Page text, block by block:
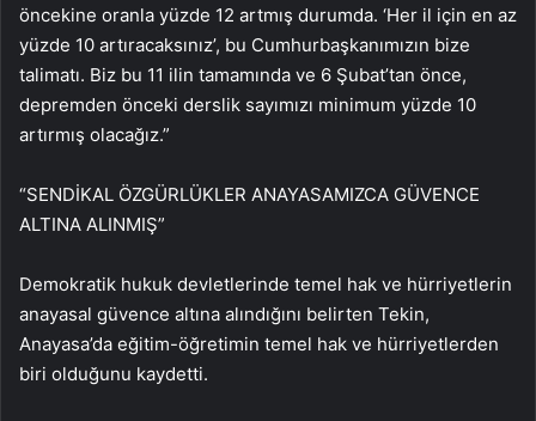
öncekine oranla yüzde 12 artmış durumda. ‘Her il için en az
yüzde 10 artıracaksınız’, bu Cumhurbaşkanımızın bize
talimatı. Biz bu 11 ilin tamamında ve 6 Şubat’tan önce,
depremden önceki derslik sayımızı minimum yüzde 10
artırmış olacağız.”
“SENDİKAL ÖZGÜRLÜKLER ANAYASAMIZCA GÜVENCE
ALTINA ALINMIŞ”
Demokratik hukuk devletlerinde temel hak ve hürriyetlerin
anayasal güvence altına alındığını belirten Tekin,
Anayasa’da eğitim-öğretimin temel hak ve hürriyetlerden
biri olduğunu kaydetti.